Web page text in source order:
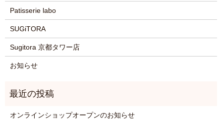
Patisserie labo
SUGiTORA
Sugitora 京都タワー店
お知らせ
オンラインショップオープンのお知らせ